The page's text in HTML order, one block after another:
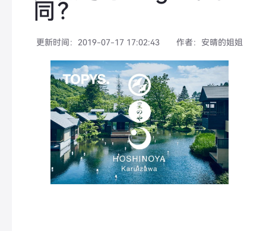
同？
更新时间： 2019-07-17 17:02:43 作者： 安晴的姐姐